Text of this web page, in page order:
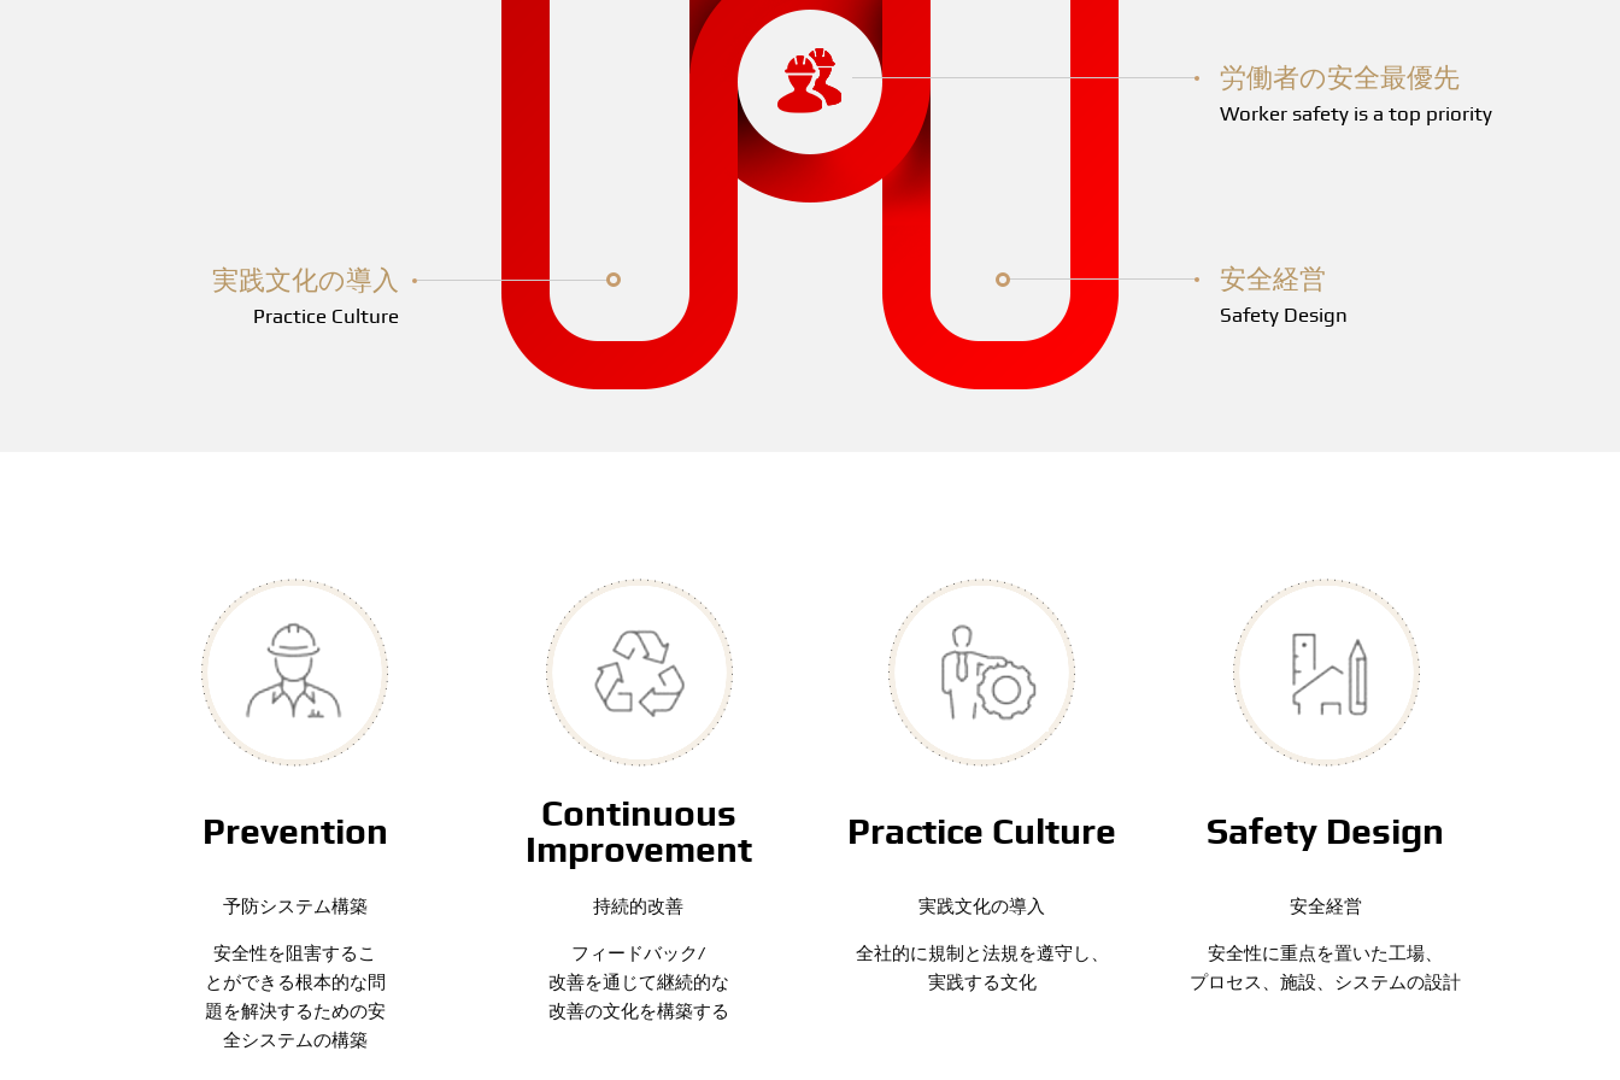
労働者の安全最優先
Worker safety is a top priority
実践文化の導入
Practice Culture
安全経営
Safety Design
Prevention
予防システム構築
安全性を阻害するこ
とができる根本的な問
題を解決するための安
全システムの構築
Continuous
Improvement
持続的改善
フィードバック/
改善を通じて継続的な
改善の文化を構築する
Practice Culture
実践文化の導入
全社的に規制と法規を遵守し、
実践する文化
Safety Design
安全経営
安全性に重点を置いた工場、
プロセス、施設、システムの設計